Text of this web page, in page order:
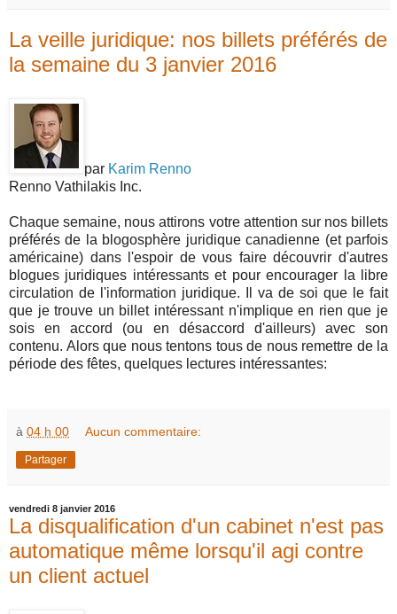
La veille juridique: nos billets préférés de
la semaine du 3 janvier 2016
par Karim Renno
Renno Vathilakis Inc.
Chaque semaine, nous attirons votre attention sur nos billets
préférés de la blogosphère juridique canadienne (et parfois
américaine) dans l'espoir de vous faire découvrir d'autres
blogues juridiques intéressants et pour encourager la libre
circulation de l'information juridique. Il va de soi que le fait
que je trouve un billet intéressant n'implique en rien que je
sois en accord (ou en désaccord d'ailleurs) avec son
contenu. Alors que nous tentons tous de nous remettre de la
période des fêtes, quelques lectures intéressantes:
à 04 h 00 Aucun commentaire:
Partager
vendredi 8 janvier 2016
La disqualification d'un cabinet n'est pas
automatique même lorsqu'il agi contre
un client actuel